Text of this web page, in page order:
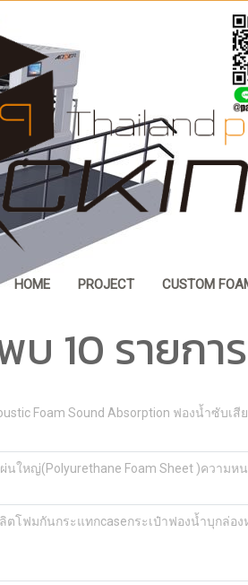
HOME PROJECT CUSTOM
บ 10 รายกา
Foam Sound Absorption ฟองน้ำซับเ
ใหญ่(Polyurethane Foam Sheet )ความห
ตโฟมกันกระแทกcaseกระเป๋าฟองน้ำบุกล่อง